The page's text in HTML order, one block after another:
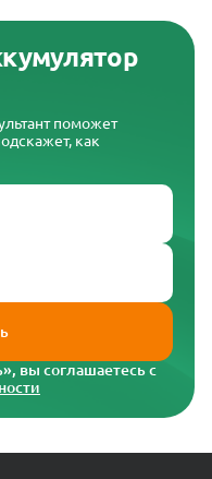
поможет
как
вы соглашаетесь с